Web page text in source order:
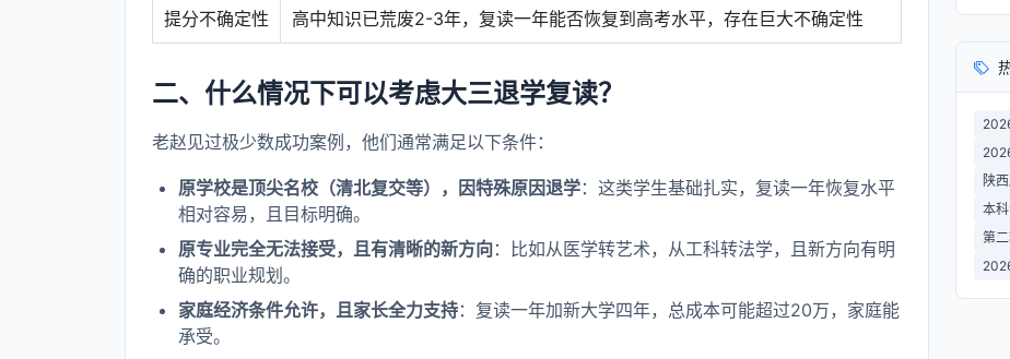
提分不确定性 高中知识已荒废2-3年，复读一年能否恢复到高考水平，存在巨大不确定性
二、什么情况下可以考虑大三退学复读？
老赵见过极少数成功案例，他们通常满足以下条件：
原学校是顶尖名校（清北复交等），因特殊原因退学：这类学生基础扎实，复读一年恢复水平
相对容易，且目标明确。
原专业完全无法接受，且有清晰的新方向：比如从医学转艺术，从工科转法学，且新方向有明
确的职业规划。
家庭经济条件允许，且家长全力支持：复读一年加新大学四年，总成本可能超过20万，家庭能
承受。
陕
本
第